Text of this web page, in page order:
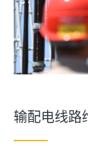
输配电线路